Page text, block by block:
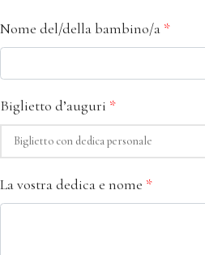
Nome del/della bambino/a *
Biglietto d’auguri *
La vostra dedica e nome *